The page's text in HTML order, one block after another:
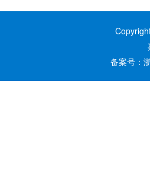
备案号：